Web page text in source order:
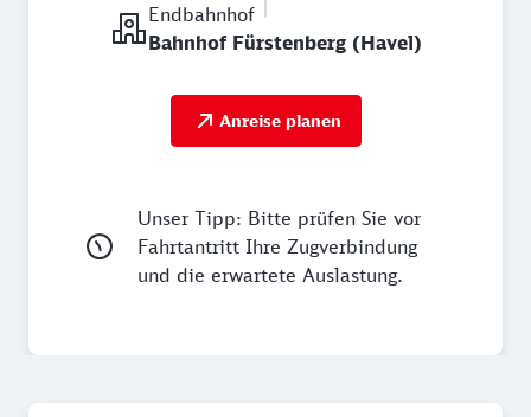
Endbahnhof
Bahnhof Fürstenberg (Havel)
Anreise planen
Unser Tipp: Bitte prüfen Sie vor
Fahrtantritt Ihre Zugverbindung
und die erwartete Auslastung.